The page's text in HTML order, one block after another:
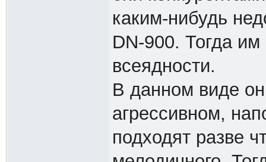
каким-нибудь
DN-900. Тогда
всеядности.
В данном виде
агрессивном,
подходят разве